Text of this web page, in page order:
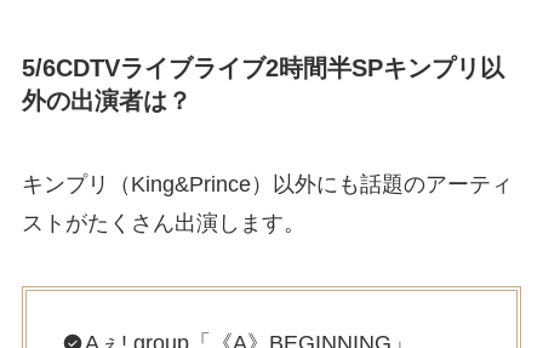
5/6CDTVライブライブ2時間半SPキンプリ以
外の出演者は？
キンプリ（King&Prince）以外にも話題のアーティ
ストがたくさん出演します。
Aぇ! group「《A》BEGINNING」